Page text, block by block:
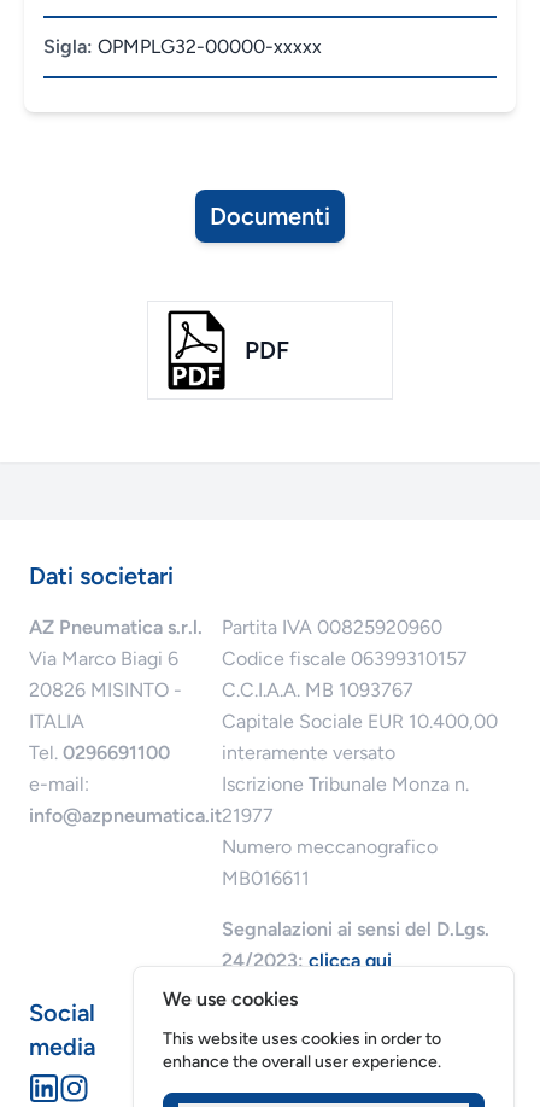
Sigla: OPMPLG32-00000-xxxxx
Documenti
PDF
Dati societari
AZ Pneumatica s.r.l.
Via Marco Biagi 6
20826 MISINTO -
ITALIA
Tel. 0296691100
e-mail:
info@azpneumatica.it
Partita IVA 00825920960
Codice fiscale 06399310157
C.C.I.A.A. MB 1093767
Capitale Sociale EUR 10.400,00
interamente versato
Iscrizione Tribunale Monza n.
21977
Numero meccanografico
MB016611
Segnalazioni ai sensi del D.Lgs.
24/2023:clicca qui
Social
media
We use cookies
This website uses cookies in order to
enhance the overall user experience.